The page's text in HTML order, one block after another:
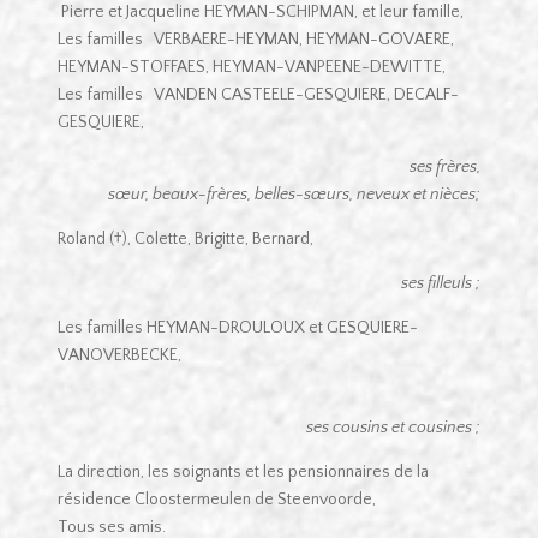
Pierre et Jacqueline HEYMAN-SCHIPMAN, et leur famille,
Les familles VERBAERE-HEYMAN, HEYMAN-GOVAERE,
HEYMAN-STOFFAES, HEYMAN-VANPEENE-DEWITTE,
Les familles VANDEN CASTEELE-GESQUIERE, DECALF-
GESQUIERE,
ses frères,
sœur, beaux-frères, belles-sœurs, neveux et nièces;
Roland (†), Colette, Brigitte, Bernard,
ses filleuls ;
Les familles HEYMAN-DROULOUX et GESQUIERE-
VANOVERBECKE,
ses cousins et cousines ;
La direction, les soignants et les pensionnaires de la
résidence Cloostermeulen de Steenvoorde,
Tous ses amis.